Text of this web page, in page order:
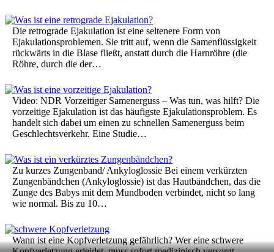
Die retrograde Ejakulation ist eine seltenere Form von
Ejakulationsproblemen. Sie tritt auf, wenn die Samenflüssigkeit
rückwärts in die Blase fließt, anstatt durch die Harnröhre (die
Röhre, durch die der…
Video: NDR Vorzeitiger Samenerguss – Was tun, was hilft? Die
vorzeitige Ejakulation ist das häufigste Ejakulationsproblem. Es
handelt sich dabei um einen zu schnellen Samenerguss beim
Geschlechtsverkehr. Eine Studie…
Zu kurzes Zungenband/ Ankyloglossie Bei einem verkürzten
Zungenbändchen (Ankyloglossie) ist das Hautbändchen, das die
Zunge des Babys mit dem Mundboden verbindet, nicht so lang
wie normal. Bis zu 10…
Wann ist eine Kopfverletzung gefährlich? Wer eine schwere